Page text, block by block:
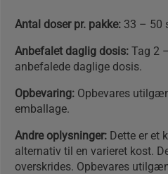
Antal doser pr. pakke:33 – 50
Anbefalet daglig dosis: Tag 2
anbefalede daglige dosis.
Opbevaring: Opbevares
emballage.
Andre oplysninger: Dette er et
alternativ til en varieret kost.
overskrides. Opbevares